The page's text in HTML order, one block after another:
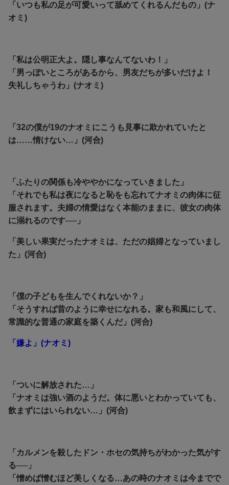
「いつも私の足が可愛いって舐めてくれるんだもの」(ナ
オミ)
「私は公明正大よ。隠し事なんてないわ！」
「男っぽいところがあるから、男友だちが多いだけよ！
失礼しちゃうわ」(ナオミ)
「32の僕が19のナオミにこうも見事に欺かれていたと
は……情けない…」(河合)
「ふたりの関係も冷ややかになっていきました」
「それでも私は夜になると恥をも忘れてナオミの肉体に征
服されます。夫婦の情愛はなく本能のままに、彼女の肉体
に溺れるのです──」
「美しい果実だったナオミは、ただの娼婦となっていまし
た」(河合)
「僕の子どもを生んでくれないか？」
「そうすれば昔のように幸せになれる。家も和風にして、
常識的な普通の家庭を築くんだ」(河合)
「嫌よ」(ナオミ)
「ついに解放された…」
「ナオミは強い酒のようだ。体に悪いとわかっていても、
飲まずにはいられない…」(河合)
「カルメンを殺したドン・ホセの気持ちがわかった気がす
る──」
「憎めば憎むほど美しくなる…あの時のナオミは今までで